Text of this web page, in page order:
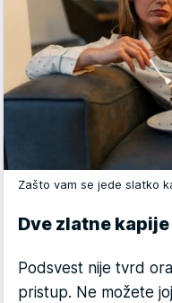
Zašto vam se jede slatko
Dve zlatne kapije
Podsvest nije tvrd
pristup. Ne možete